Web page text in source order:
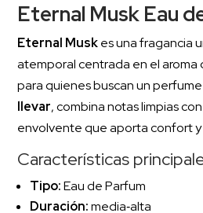
Eternal Musk Eau
Eternal Muskes una fragancia
atemporal centrada en el aroma
para quienes buscan un perfume
llevar, combina notas limpias
envolvente que aporta confort y
Características
Tipo:Eau de Parfum
Duración:media‑alta